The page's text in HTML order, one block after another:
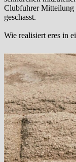
Clubfuhrer Mitteilung
geschasst.
Wie realisiert eres in